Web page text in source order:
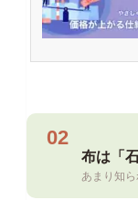
02
布は「
あまり知